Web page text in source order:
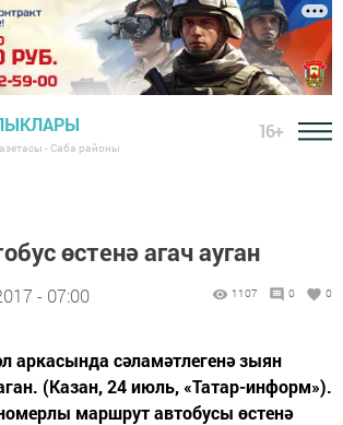
- Саба районы
16+
өстенә агач ауган
- 07:00 1107 0 0
аркасында сәламәтлегенә зыян
(Казан, 24 июль, «Татар-информ»).
маршрут автобусы өстенә